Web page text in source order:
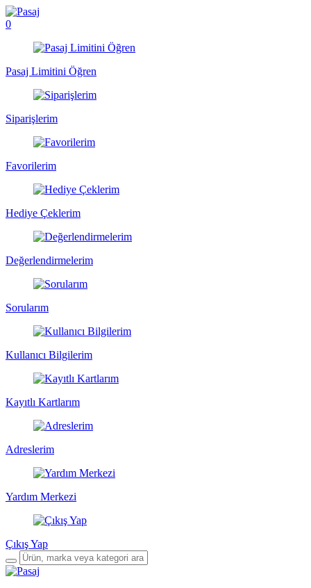
0
Pasaj Limitini Öğren
Siparişlerim
Favorilerim
Hediye Çeklerim
Değerlendirmelerim
Sorularım
Kullanıcı Bilgilerim
Kayıtlı Kartlarım
Adreslerim
Yardım Merkezi
Çıkış Yap